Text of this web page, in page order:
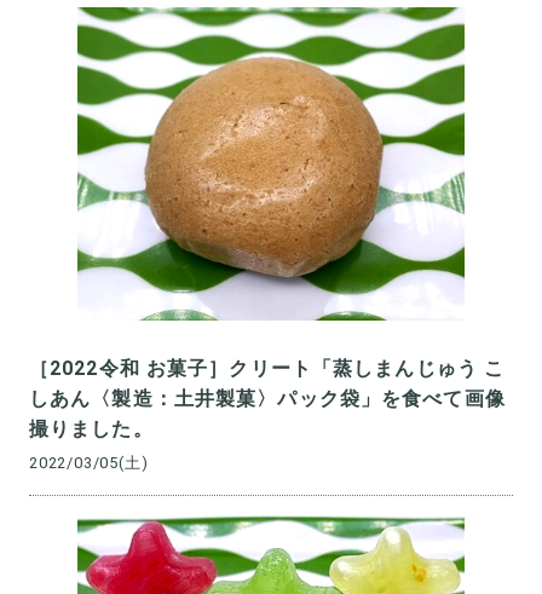
［2022令和 お菓子］クリート「蒸しまんじゅう こ
しあん〈製造：土井製菓〉パック袋」を食べて画像
撮りました。
2022/03/05(土)